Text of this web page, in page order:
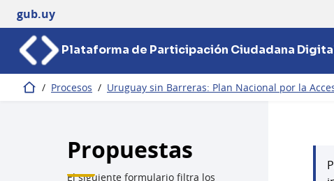
gub.uy
Plataforma de Participación Ciudadana
Inicio / Procesos / Uruguay sin Barreras: Plan Nacional por la
Propuestas
El siguiente formulario filtra los